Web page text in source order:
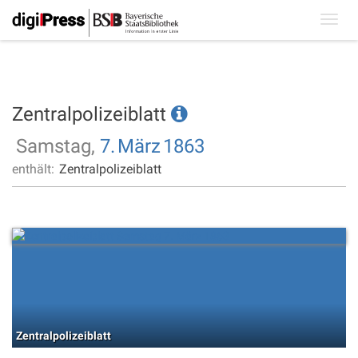
Zentralpolizeiblatt
Samstag, 7. März 1863
enthält: Zentralpolizeiblatt
Zentralpolizeiblatt